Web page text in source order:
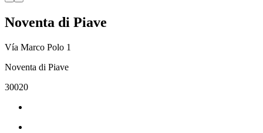
Noventa di Piave
Vía Marco Polo 1
Noventa di Piave
30020